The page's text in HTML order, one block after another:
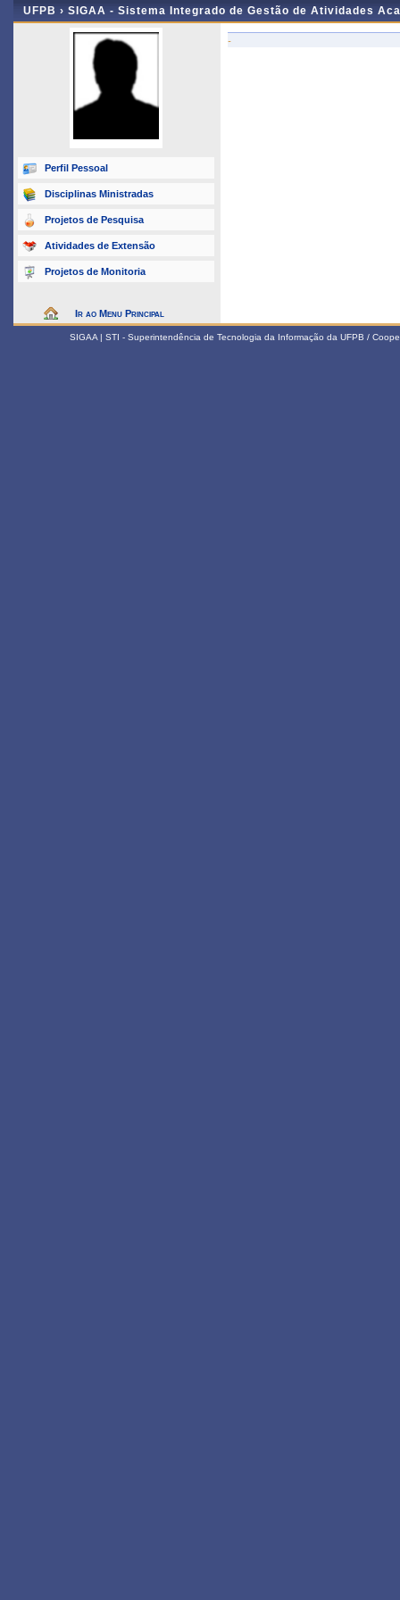
UFPB › SIGAA - Sistema Integrado de Gestão de Atividades
Perfil Pessoal
Disciplinas Ministradas
Projetos de Pesquisa
Atividades de Extensão
Projetos de Monitoria
Ir ao Menu Principal
-
SIGAA | STI - Superintendência de Tecnologia da Informação da UFPB /